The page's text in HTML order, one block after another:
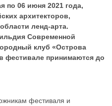
по 06 июня 2021 года,
архитекторов,
ленд-арта.
Современной
клуб «Острова
фестивале принимаются до
фестиваля и